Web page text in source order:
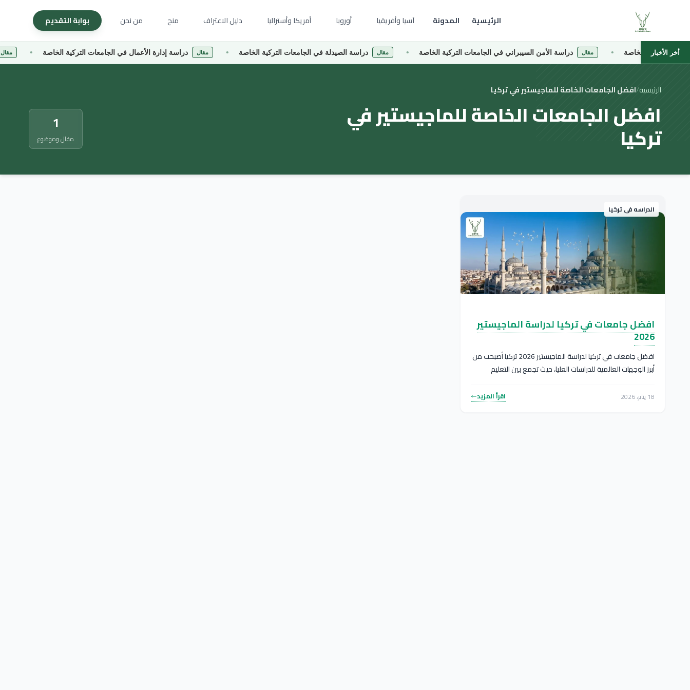
الرئيسية المدونة آسيا وأفريقيا أوروبا أمريكا وأستراليا دليل الاعتراف منح من نحن بوابة التقديم
أخر الأخبار
التركية الخاصة دراسة الأمن السيبراني في الجامعات التركية الخاصة دراسة الصيدلة في الجامعات التركية الخاصة دراسة إدارة الأعمال في الجامعات التركية الخاصة
الرئيسية/افضل الجامعات الخاصة للماجيستير في تركيا
افضل الجامعات الخاصة للماجيستير في
تركيا 1
مقال وموضوع
الدراسه فى تركيا
افضل جامعات في تركيا لدراسة الماجيستير
2026
افضل جامعات في تركيا لدراسة الماجيستير 2026 تركيا أصبحت من
أبرز الوجهات العالمية للدراسات العليا، حيث تجمع بين التعليم
18 يناير، 2026 اقرأ المزيد